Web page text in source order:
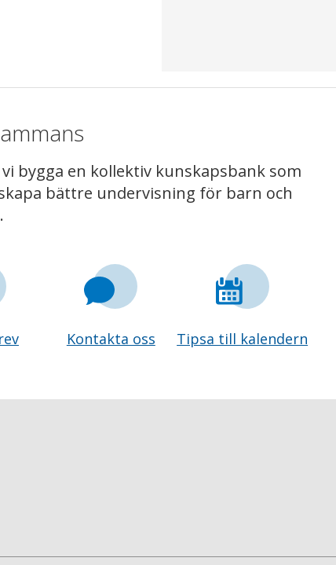
bygga en kollektiv kunskapsbank som
bättre undervisning för barn och
Kontakta oss Tipsa till kalendern